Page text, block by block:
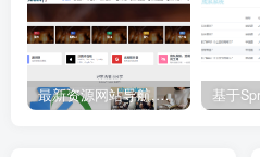
最新资源网站导航,让你的资源爆满！推荐5个优质互联网资源分享网站